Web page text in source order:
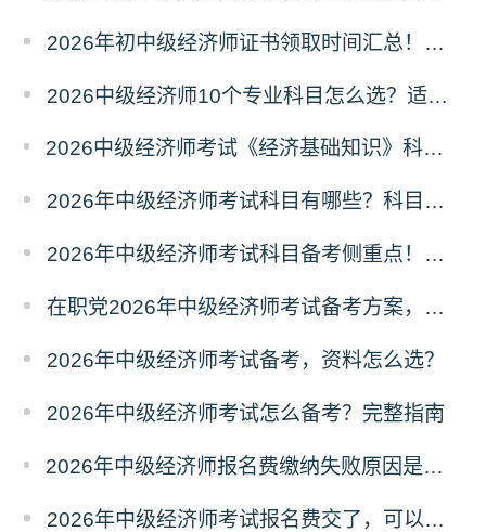
2026年初中级经济师证书领取时间汇总！领证节点
2026中级经济师10个专业科目怎么选？适配人群
2026中级经济师考试《经济基础知识》科目六大模块梳理
2026年中级经济师考试科目有哪些？科目介绍
2026年中级经济师考试科目备考侧重点！分清主次
在职党2026年中级经济师考试备考方案，碎片化学习
2026年中级经济师考试备考，资料怎么选？
2026年中级经济师考试怎么备考？完整指南
2026年中级经济师报名费缴纳失败原因是什么？解决办法
2026年中级经济师考试报名费交了，可以退费吗？